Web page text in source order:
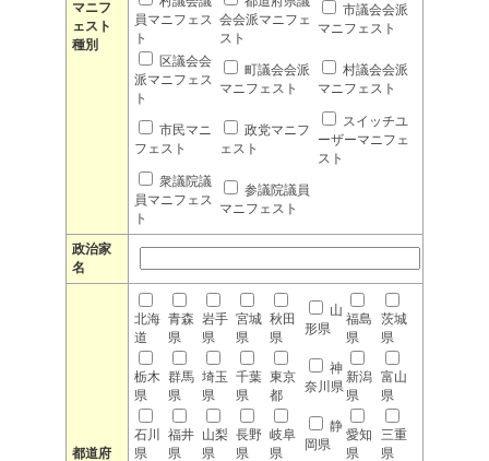
マニフ
ェスト
種別
員マニフェス
ト
会会派マニフェ
スト
市議会会派
マニフェスト
区議会会
派マニフェス
ト
町議会会派
マニフェスト
村議会会派
マニフェスト
市民マニ
フェスト
政党マニフ
ェスト
スイッチユ
ーザーマニフェ
スト
衆議院議
員マニフェス
ト
参議院議員
マニフェスト
政治家
名
都道府
北海
道
青森
県
岩手
県
宮城
県
秋田
県
山
形県
福島
県
茨城
県
栃木
県
群馬
県
埼玉
県
千葉
県
東京
都
神
奈川県
新潟
県
富山
県
石川
県
福井
県
山梨
県
長野
県
岐阜
県
静
岡県
愛知
県
三重
県